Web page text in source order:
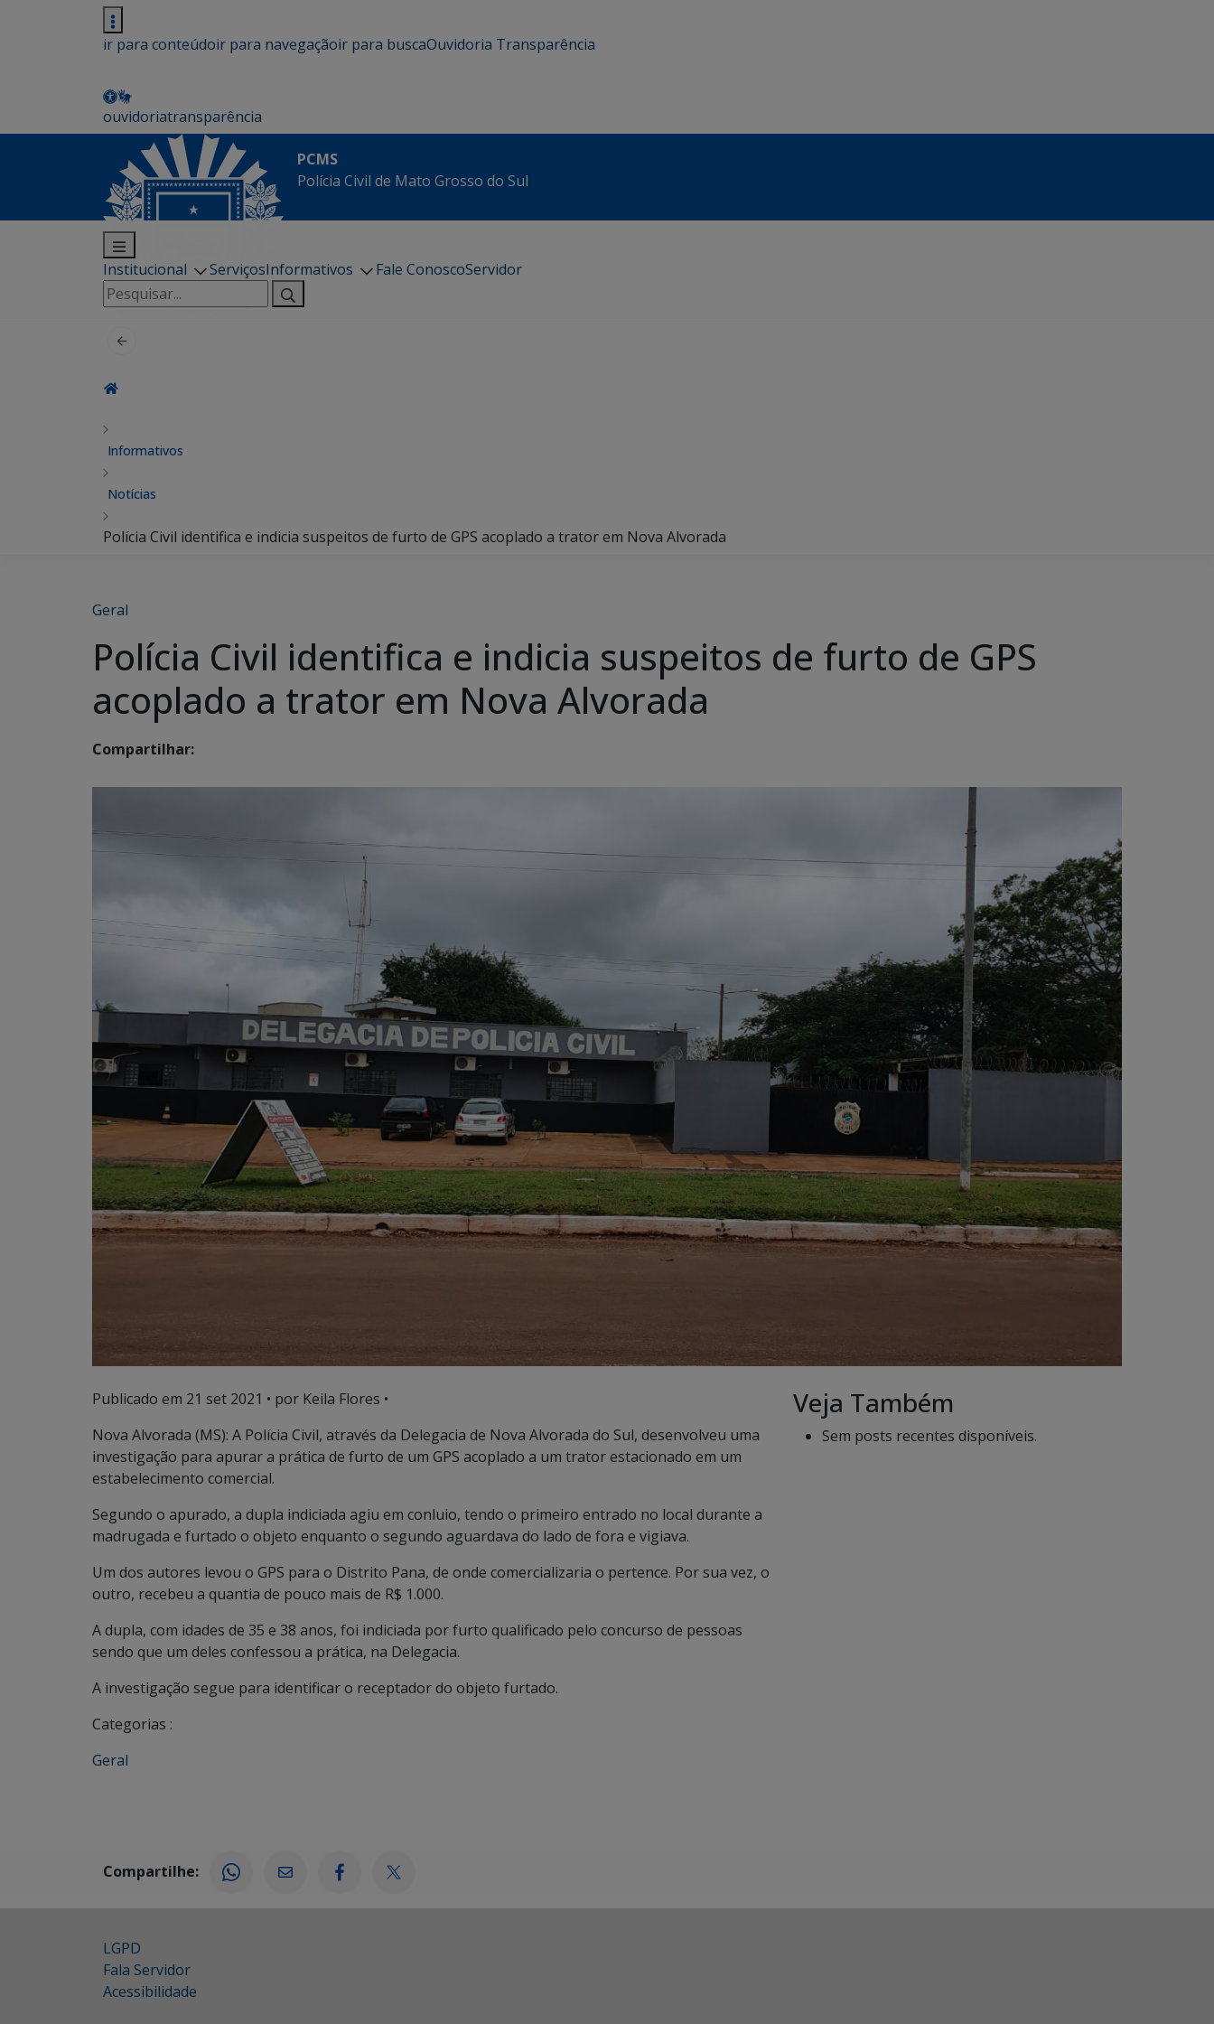
ir para conteúdoir para navegaçãoir para buscaOuvidoria Transparência
ouvidoriatransparência
PCMS
Polícia Civil de Mato Grosso do Sul
Institucional ServiçosInformativos Fale ConoscoServidor
Pesquisar
por:
Informativos
Notícias
Polícia Civil identifica e indicia suspeitos de furto de GPS acoplado a trator em Nova Alvorada
Geral
Polícia Civil identifica e indicia suspeitos de furto de GPS
acoplado a trator em Nova Alvorada
Compartilhar:
Publicado em 21 set 2021 • por Keila Flores •
Nova Alvorada (MS): A Polícia Civil, através da Delegacia de Nova Alvorada do Sul, desenvolveu uma
investigação para apurar a prática de furto de um GPS acoplado a um trator estacionado em um
estabelecimento comercial.
Segundo o apurado, a dupla indiciada agiu em conluio, tendo o primeiro entrado no local durante a
madrugada e furtado o objeto enquanto o segundo aguardava do lado de fora e vigiava.
Um dos autores levou o GPS para o Distrito Pana, de onde comercializaria o pertence. Por sua vez, o
outro, recebeu a quantia de pouco mais de R$ 1.000.
A dupla, com idades de 35 e 38 anos, foi indiciada por furto qualificado pelo concurso de pessoas
sendo que um deles confessou a prática, na Delegacia.
A investigação segue para identificar o receptador do objeto furtado.
Categorias :
Geral
Veja Também
Sem posts recentes disponíveis.
Compartilhe:
LGPD
Fala Servidor
Acessibilidade